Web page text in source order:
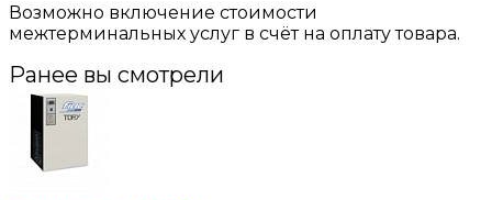
Возможно включение стоимости
межтерминальных услуг в счёт на оплату товара.
Ранее вы смотрели